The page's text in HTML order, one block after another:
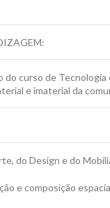
curso de
e imaterial da
do Design e do
e composição